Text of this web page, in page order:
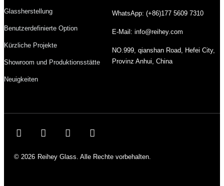
Glassherstellung
Benutzerdefinierte Option
Kürzliche Projekte
Showroom und Produktionsstätte
Neuigkeiten
WhatsApp: (+86)177 5609 7310
E-Mail: info@reihey.com
NO.999, qianshan Road, Hefei City,
Provinz Anhui, China
© 2026 Reihey Glass. Alle Rechte vorbehalten.